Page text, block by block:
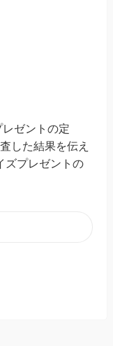
ゼントの定
した結果を伝え
ズプレゼントの